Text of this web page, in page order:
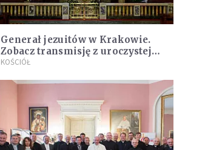
Generał jezuitów w Krakowie.
Zobacz transmisję z uroczystej
Mszy świętej [NA ŻYWO]
KOŚCIÓŁ